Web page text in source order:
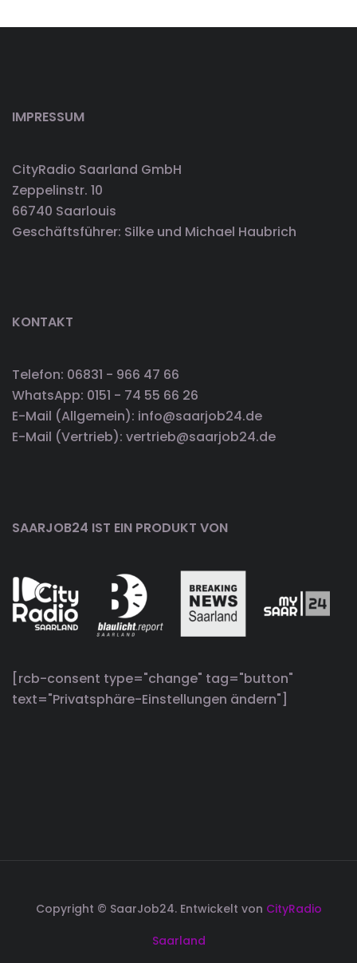
IMPRESSUM
CityRadio Saarland GmbH
Zeppelinstr. 10
66740 Saarlouis
Geschäftsführer: Silke und Michael Haubrich
KONTAKT
Telefon: 06831 - 966 47 66
WhatsApp: 0151 - 74 55 66 26
E-Mail (Allgemein): info@saarjob24.de
E-Mail (Vertrieb): vertrieb@saarjob24.de
SAARJOB24 IST EIN PRODUKT VON
[rcb-consent type="change" tag="button"
text="Privatsphäre-Einstellungen ändern"]
Copyright © SaarJob24. Entwickelt von CityRadio
Saarland